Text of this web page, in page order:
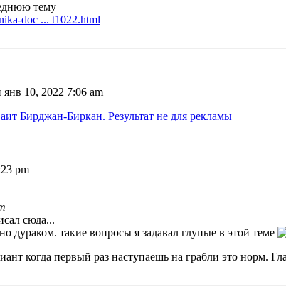
тему
doc ... t1022.html
10, 2022 7:06 am
Бирджан-Биркан. Результат не для рекламы
pm
сюда...
дураком. такие вопросы я задавал глупые в этой теме
когда первый раз наступаешь на грабли это норм.